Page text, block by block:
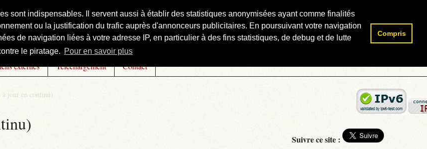
sont indispensables. Il servent aussi à établir des statistiques anonymisées ayant comme finalités
ou la justification du trafic auprès d'annonceurs publicitaires. En poursuivant votre navigation
de navigation liées à votre adresse IP, en particulier à des fins statistiques, de debug et de lutte
le piratage. Pour en savoir plus
Compris
externes Téléchargement Contact
jour en continu)
Rechercher :
Suivre ce site :